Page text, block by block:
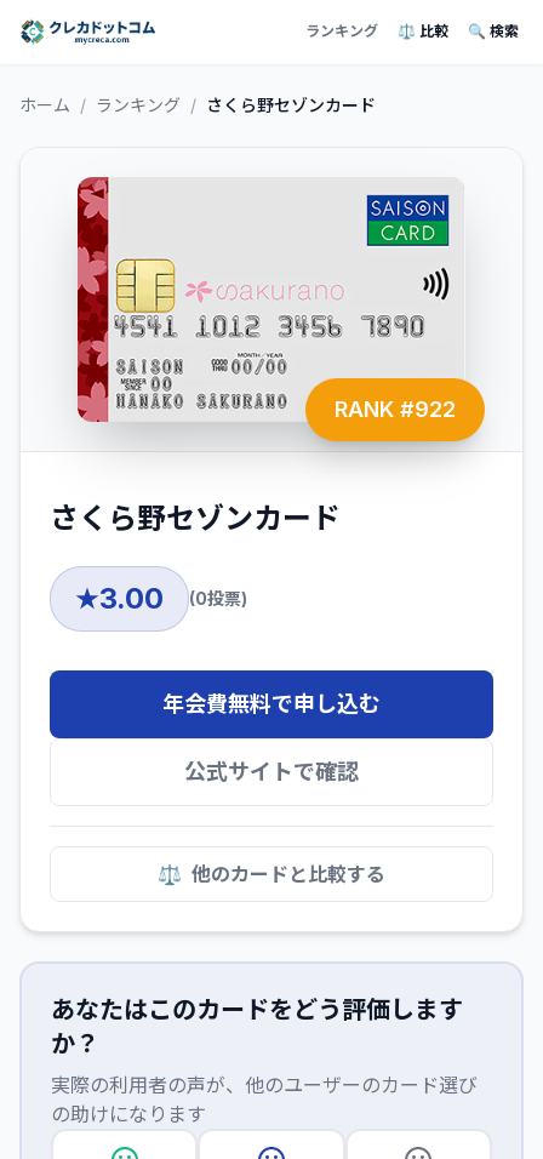
ランキング ⚖️ 比較 🔍 検索
ホーム / ランキング / さくら野セゾンカード
RANK #922
さくら野セゾンカード
★3.00 (0投票)
年会費無料で申し込む
公式サイトで確認
⚖️ 他のカードと比較する
あなたはこのカードをどう評価します
か？
実際の利用者の声が、他のユーザーのカード選び
の助けになります